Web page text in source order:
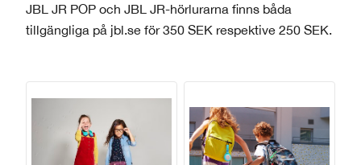
JBL JR POP och JBL JR-hörlurarna finns båda
tillgängliga på jbl.se för 350 SEK respektive 250 SEK.